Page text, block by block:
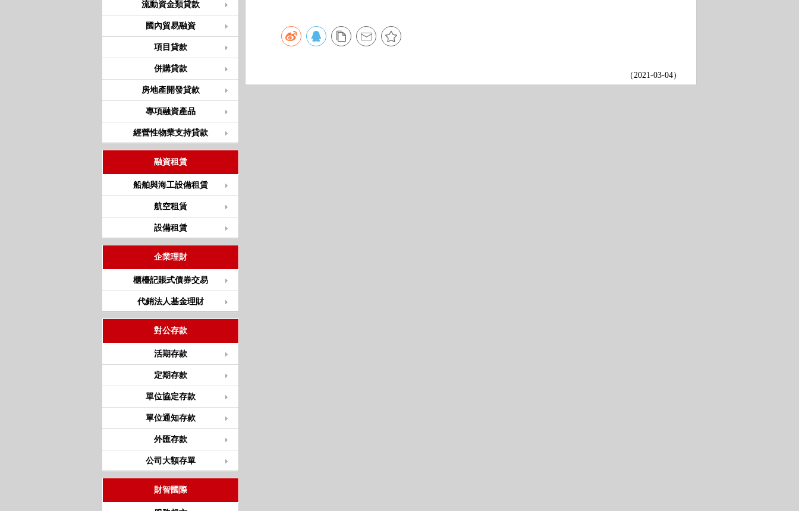
流動資金類貸款
國內貿易融資
項目貸款
併購貸款
房地產開發貸款
專項融資產品
經營性物業支持貸款
融資租賃
船舶與海工設備租賃
航空租賃
設備租賃
企業理財
櫃檯記賬式債券交易
代銷法人基金理財
對公存款
活期存款
定期存款
單位協定存款
單位通知存款
外匯存款
公司大額存單
財智國際
（2021-03-04）